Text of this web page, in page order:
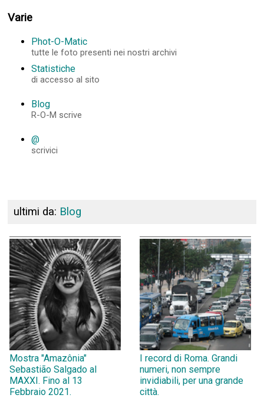
Varie
Phot-O-Matic
tutte le foto presenti nei nostri archivi
Statistiche
di accesso al sito
Blog
R-O-M scrive
@
scrivici
ultimi da: Blog
Mostra "Amazônia"
Sebastião Salgado al
MAXXI. Fino al 13
Febbraio 2021.
I record di Roma. Grandi
numeri, non sempre
invidiabili, per una grande
città.